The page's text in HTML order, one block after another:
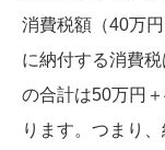
消費税額（40万
に納付する消費
の合計は50万円
ります。つまり